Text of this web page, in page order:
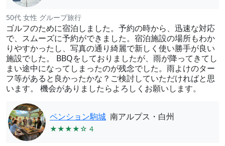
50代 女性 グループ旅行
ゴルフのために宿泊しました。予約の時から、迅速な対応
で、スムーズに予約ができました。宿泊施設の場所もわか
りやすかったし、写真の通り綺麗で新しく使い勝手が良い
施設でした。 BBQをしておりましたが、雨が降ってきてし
まい途中になってしまったのが残念でした。雨よけのター
フ等があると良かったかな？ご検討していただければと思
います。 機会がありましたらよろしくお願いします。
ペンション駒城 南アルプス・白州
★★★★☆ 4